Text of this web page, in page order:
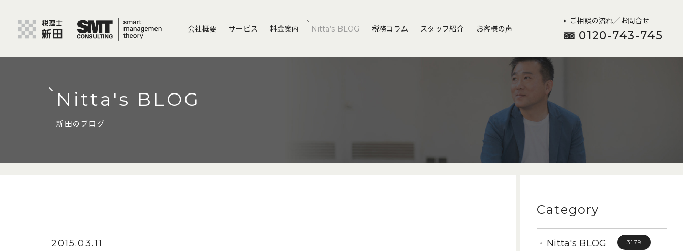
会社概要 サービス 料金案内 Nitta’s BLOG 税務コラム スタッフ紹介 お客様の声
ご相談の流れ／お問合せ
0120-743-745
Nitta's BLOG
新田のブログ
2015.03.11
Category
Nitta's BLOG 3179